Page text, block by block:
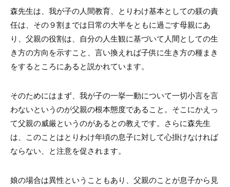
森先生は、我が子の人間教育、とりわけ基本としての躾の責
任は、その９割までは日常の大半をともに過ごす母親にあ
り、父親の役割は、自分の人生観に基づいて人間としての生
き方の方向を示すこと、言い換えれば子供に生き方の種まき
をするところにあると説かれています。
そのためにはまず、我が子の一挙一動について一切小言を言
わないというのが父親の根本態度であること。そこにかえっ
て父親の威厳というのがあるとの教えです。さらに森先生
は、このことはとりわけ年頃の息子に対して心掛けなければ
ならない、と注意を促されます。
娘の場合は異性ということもあり、父親のことが息子から見